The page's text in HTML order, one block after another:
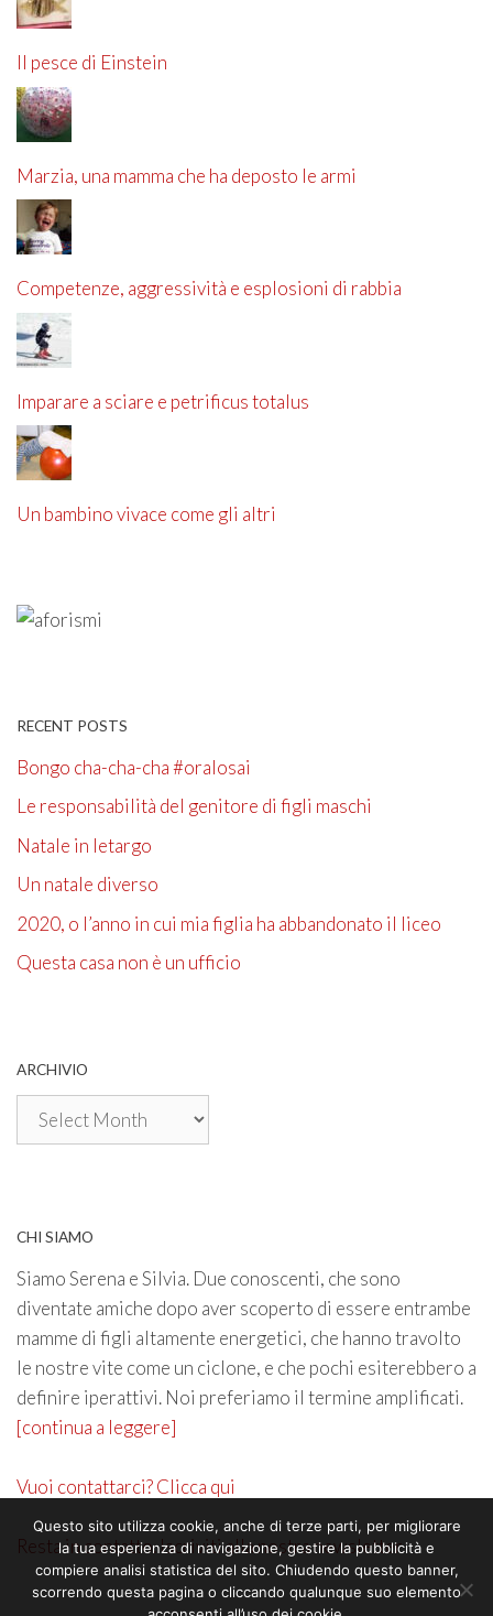
Il pesce di Einstein
Marzia, una mamma che ha deposto le armi
Competenze, aggressività e esplosioni di rabbia
Imparare a sciare e petrificus totalus
Un bambino vivace come gli altri
RECENT POSTS
Bongo cha-cha-cha #oralosai
Le responsabilità del genitore di figli maschi
Natale in letargo
Un natale diverso
2020, o l’anno in cui mia figlia ha abbandonato il liceo
Questa casa non è un ufficio
ARCHIVIO
Archivio
CHI SIAMO
Siamo Serena e Silvia. Due conoscenti, che sono
diventate amiche dopo aver scoperto di essere entrambe
mamme di figli altamente energetici, che hanno travolto
le nostre vite come un ciclone, e che pochi esiterebbero a
definire iperattivi. Noi preferiamo il termine amplificati.
[continua a leggere]
Vuoi contattarci? Clicca qui
Resta in contatto. Iscriviti alla nostra newsletter
Questo sito utilizza cookie, anche di terze parti, per migliorare
la tua esperienza di navigazione, gestire la pubblicità e
compiere analisi statistica del sito. Chiudendo questo banner,
scorrendo questa pagina o cliccando qualunque suo elemento